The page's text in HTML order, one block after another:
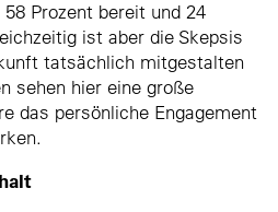
Prozent bereit und 24
ist aber die Skepsis
tatsächlich mitgestalten
sehen hier eine große
das persönliche Engagement